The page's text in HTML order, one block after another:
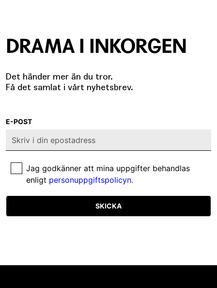
DRAMA I INKORGEN
Det händer mer än du tror.
Få det samlat i vårt nyhetsbrev.
E-POST
Jag godkänner att mina uppgifter behandlas
enligt personuppgiftspolicyn.
SKICKA